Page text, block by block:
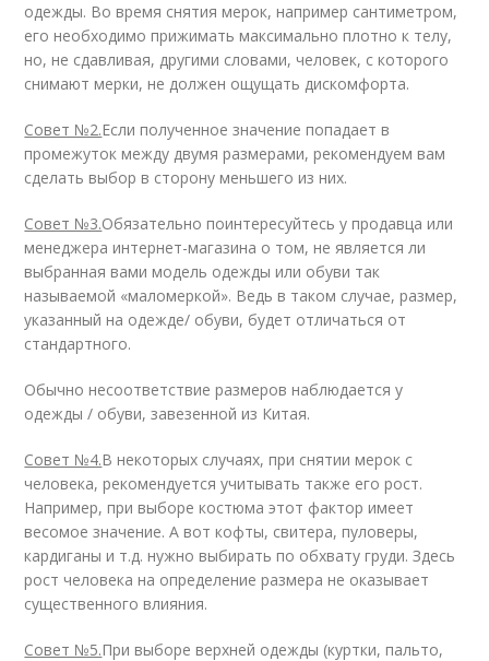
одежды. Во время снятия мерок, например сантиметром,
его необходимо прижимать максимально плотно к телу,
но, не сдавливая, другими словами, человек, с которого
снимают мерки, не должен ощущать дискомфорта.
Совет №2.Если полученное значение попадает в
промежуток между двумя размерами, рекомендуем вам
сделать выбор в сторону меньшего из них.
Совет №3.Обязательно поинтересуйтесь у продавца или
менеджера интернет-магазина о том, не является ли
выбранная вами модель одежды или обуви так
называемой «маломеркой». Ведь в таком случае, размер,
указанный на одежде/ обуви, будет отличаться от
стандартного.
Обычно несоответствие размеров наблюдается у
одежды / обуви, завезенной из Китая.
Совет №4.В некоторых случаях, при снятии мерок с
человека, рекомендуется учитывать также его рост.
Например, при выборе костюма этот фактор имеет
весомое значение. А вот кофты, свитера, пуловеры,
кардиганы и т.д. нужно выбирать по обхвату груди. Здесь
рост человека на определение размера не оказывает
существенного влияния.
Совет №5.При выборе верхней одежды (куртки, пальто,